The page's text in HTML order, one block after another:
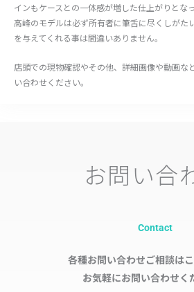
インもケースとの一体感が増した仕上がりとな
高峰のモデルは必ず所有者に筆舌に尽くしがた
を与えてくれる事は間違いありません。
店頭での現物確認やその他、詳細画像や動画な
い合わせください。
お問い合
Contact
各種お問い合わせご相談は
お気軽にお問い合わせく